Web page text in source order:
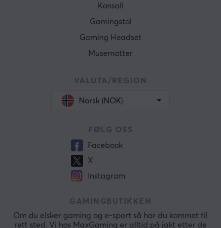
Konsoll
Gamingstol
Gaming Headset
Musematter
VALUTA/REGION
Norsk (NOK)
FØLG OSS
Facebook
X
Instagram
GAMINGBUTIKKEN
Om du elsker gaming og e-sport så har du kommet til
rett sted. Vi hos MaxGaming er alltid på jakt etter de